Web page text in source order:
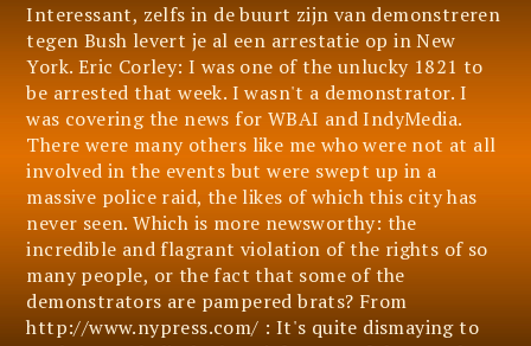
Interessant, zelfs in de buurt zijn van demonstreren
tegen Bush levert je al een arrestatie op in New
York. Eric Corley: I was one of the unlucky 1821 to
be arrested that week. I wasn't a demonstrator. I
was covering the news for WBAI and IndyMedia.
There were many others like me who were not at all
involved in the events but were swept up in a
massive police raid, the likes of which this city has
never seen. Which is more newsworthy: the
incredible and flagrant violation of the rights of so
many people, or the fact that some of the
demonstrators are pampered brats? From
http://www.nypress.com/ : It's quite dismaying to